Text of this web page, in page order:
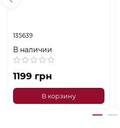
135639
В наличии
1199 грн
В корзину